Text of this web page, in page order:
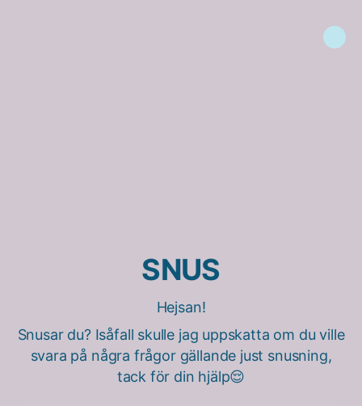
SNUS
Hejsan!
Snusar du? Isåfall skulle jag uppskatta om du ville
svara på några frågor gällande just snusning,
tack för din hjälp😌